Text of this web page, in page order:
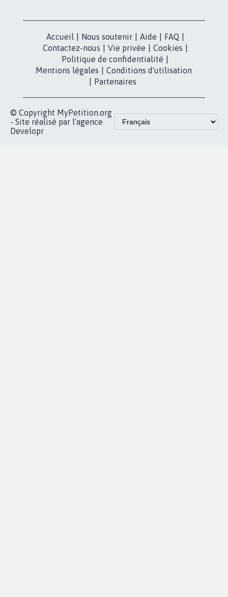
Accueil Nous soutenir Aide FAQ
Contactez-nous
Vie privée Cookies
Politique de confidentialité
Mentions légales
Conditions d'utilisation
Partenaires
© Copyright MyPetition.org
- Site réalisé par l'agence
Developr